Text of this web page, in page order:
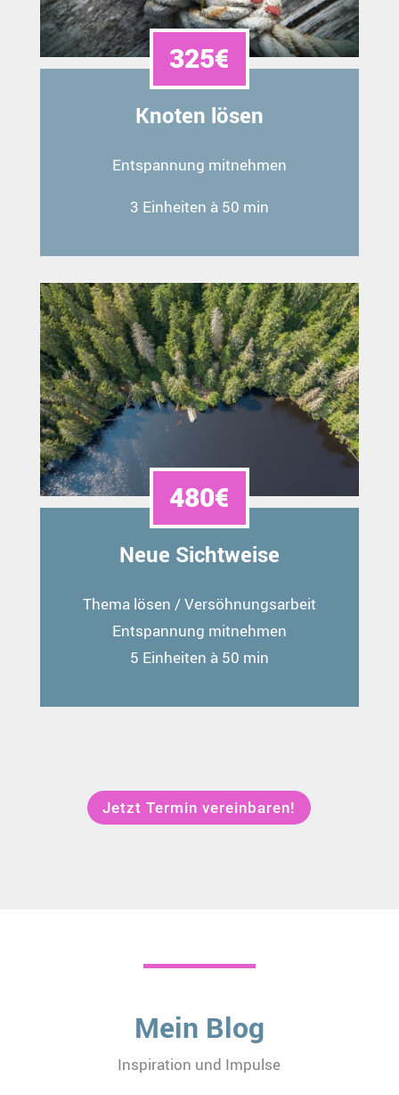
325€
Knoten lösen
Entspannung mitnehmen
3 Einheiten à 50 min
480€
Neue Sichtweise
Thema lösen / Versöhnungsarbeit
Entspannung mitnehmen
5 Einheiten à 50 min
Jetzt Termin vereinbaren!
Mein Blog
Inspiration und Impulse